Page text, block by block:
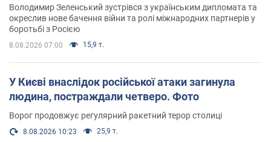
Володимир Зеленський зустрівся з українським дипломата та
окреслив нове бачення війни та ролі міжнародних партнерів у
боротьбі з Росією
8.08.2026 07:00 15,9 т.
У Києві внаслідок російської атаки загинула
людина, постраждали четверо. Фото
Ворог продовжує регулярний ракетний терор столиці
8.08.2026 10:23 25,9 т.